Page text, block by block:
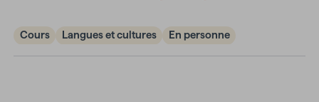
Cours Langues et cultures En personne